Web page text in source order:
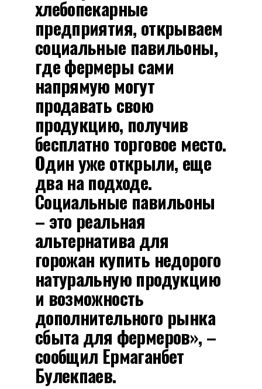
хлебопекарные
предприятия, открываем
социальные павильоны,
где фермеры сами
напрямую могут
продавать свою
продукцию, получив
бесплатно торговое место.
Один уже открыли, еще
два на подходе.
Социальные павильоны
– это реальная
альтернатива для
горожан купить недорого
натуральную продукцию
и возможность
дополнительного рынка
сбыта для фермеров», –
сообщил Ермаганбет
Булекпаев.